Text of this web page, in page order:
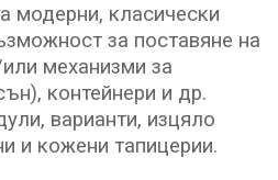
модерни, класически
за поставяне на
механизми за
контейнери и др.
варианти, изцяло
и кожени тапицерии.